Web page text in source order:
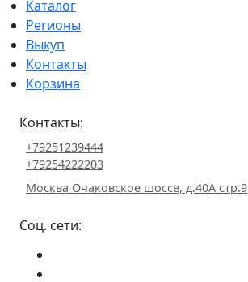
Каталог
Регионы
Выкуп
Контакты
Корзина
Контакты:
+79251239444
+79254222203
Москва Очаковское шоссе, д.40А стр.9
Соц. сети: